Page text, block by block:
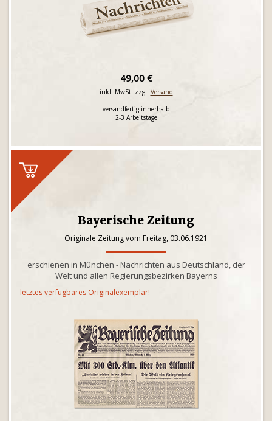
49,00 €
inkl. MwSt. zzgl. Versand
versandfertig innerhalb
2-3 Arbeitstage
Bayerische Zeitung
Originale Zeitung vom Freitag, 03.06.1921
erschienen in München - Nachrichten aus Deutschland, der
Welt und allen Regierungsbezirken Bayerns
letztes verfügbares Originalexemplar!